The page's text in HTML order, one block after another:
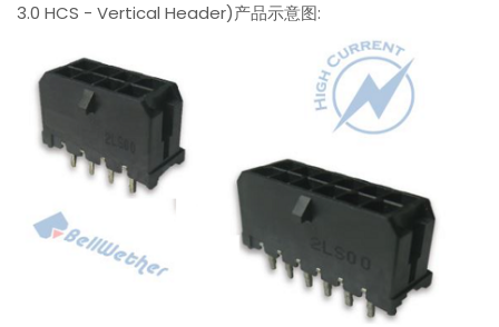
3.0 HCS - Vertical Header)产品示意图: